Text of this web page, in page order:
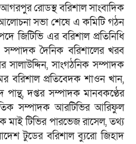
আগরপুর রোডস্থ বরিশাল সাংবাদিক
সভা শেষে এ কমিটি গঠন
জিটিভি এর বরিশাল প্রতিনিধি
সম্পাদক দৈনিক বরিশালের খরব
সালাউদ্দিন, সাংগঠনিক সম্পাদক
বরিশাল প্রতিবেদক শাওন খান,
দপ্তর সম্পাদক মানবকণ্ঠের
সম্পাদক আরটিভির আরিফুল
মাই টিভির পারভেজ রাসেল, তথ্য
টুডের বরিশাল ব্যুরো জিহাদ